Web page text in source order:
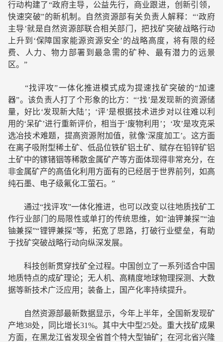
行动构建了“政府主导，公益先行，商业跟进，创新引领，
快速突破”的新机制。自然资源部有关负责人解释：“‘政府
主导’就是自然资源部联合相关部门，把找矿突破战略行动
上升到‘保障国家能源资源安全’的战略高度，将有限的经
费、人力、物力部署到最急需的矿种、最有潜力的远景
区。”
“找评攻”一体化推进模式成为提速找矿突破的“加速
器”。该负责人打了个形象的比方：“‘找’是发现新的资源储
量，好比‘发现新大陆’；‘评’是根据技术进步对以往难以利
用的‘呆矿’进行重新评价，相当于‘废物利用’；‘攻’是攻克采
选冶技术难题，提高资源附加值，就像‘深度加工’。这方面
在离子吸附型稀土矿、低品位铁矿铝土矿、赋存在铅锌矿铝
土矿中的镓锗铟等稀散金属矿产等方面体现得非常充分，在
非金属矿产的高值化利用方面有的已经居于世界前列，如高
纯石墨、电子级氟化工萤石。”
通过“找评攻”一体化推进，也可以改变以往地质找矿工
作行业部门的局限性或单打的传统思维，如“油钾兼探”“油
铀兼探”“锂钾兼探”等，拓宽了思路，打破行业壁垒，有助
于找矿突破战略行动向纵深发展。
科技创新贯穿找矿全过程。中国创立了一系列适合中国
地质特点的成矿理论；无人机、高精度地球物理探测、大数
据等新技术广泛应用；装备上，国产化率持续提升。
自然资源部最新数据显示，今年上半年，全国新发现矿
产地38处，同比增长31%。其中大中型25处。重大找矿成果
方面，在黑龙江省发现全省首个特大型铀矿；在河北省兴隆